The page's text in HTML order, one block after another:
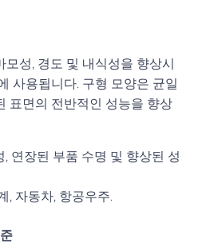
성, 경도 및 내식성을 향상시
사용됩니다. 구형 모양은 균일
표면의 전반적인 성능을 향상
, 연장된 부품 수명 및 향상된 성
, 자동차, 항공우주.